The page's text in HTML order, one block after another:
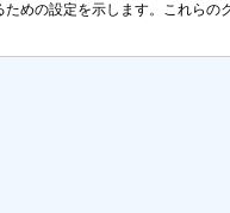
めの設定を示します。これらの